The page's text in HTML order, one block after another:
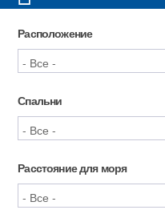
Расположение
Спальни
Расстояние для моря